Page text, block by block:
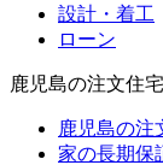
設計・着工
ローン
鹿児島の注文住
鹿児島の注
家の長期保